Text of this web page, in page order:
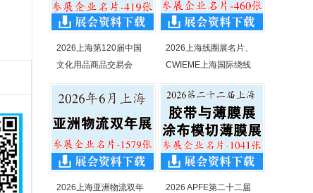
2026上海第120届中国
文化用品商品交易会
2026上海线圈展名片、
CWIEME上海国际绕线
2026上海亚洲物流双年
2026 APFE第二十二届